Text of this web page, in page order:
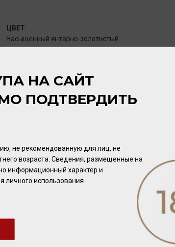
ЦВЕТ
Насыщенный янтарно-золотистый.
Яркий, выразительный, с нотами цветов, мякоти
Насыщенный, сложный, с нотами засахаренных
специй в согревающем длительном послевкусии.
ПОТЕНЦИАЛ ВЫДЕРЖКИ
НА САЙТ
ПОДТВЕРДИТЬ
не рекомендованную для лиц, не
возраста. Сведения, размещенные на
информационный характер и
личного использования.